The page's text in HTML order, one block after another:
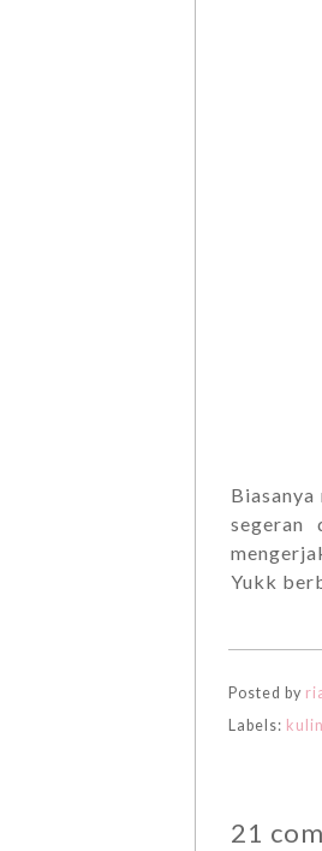
segeran
Yukk
Posted by
Labels:
21